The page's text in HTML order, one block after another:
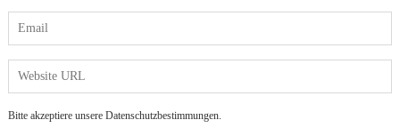
Bitte akzeptiere unsere Datenschutzbestimmungen.